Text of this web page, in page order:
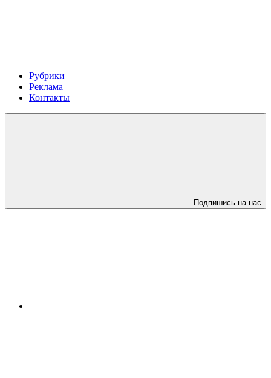
Рубрики
Реклама
Контакты
Подпишись на нас